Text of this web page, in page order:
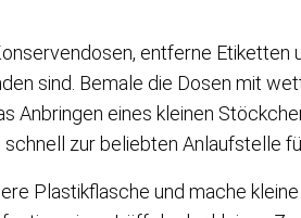
entferne Etiketten
sind. Bemale die Dosen mit
Anbringen eines kleinen
zur beliebten Anlaufstelle
Plastikflasche und mache